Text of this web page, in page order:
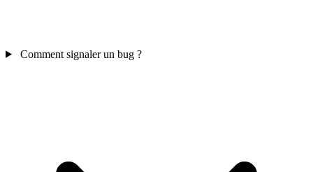
Comment signaler un bug ?